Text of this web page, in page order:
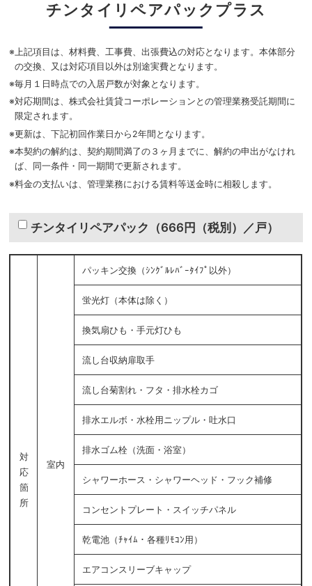
チンタイリペアパックプラス
※ 上記項目は、材料費、工事費、出張費込の対応となります。本体部分
の交換、又は対応項目以外は別途実費となります。
※毎月１日時点での入居戸数が対象となります。
※対応期間は、株式会社賃貸コーポレーションとの管理業務受託期間に
限定されます。
※更新は、下記初回作業日から2年間となります。
※本契約の解約は、契約期間満了の３ヶ月までに、解約の申出がなけれ
ば、同一条件・同一期間で更新されます。
※料金の支払いは、管理業務における賃料等送金時に相殺します。
チンタイリペアパック（666円（税別）／戸）
対
応
箇
所
室内
パッキン交換（ｼﾝｸﾞﾙﾚﾊﾞｰﾀｲﾌﾟ以外）
蛍光灯（本体は除く）
換気扇ひも・手元灯ひも
流し台収納扉取手
流し台菊割れ・フタ・排水栓カゴ
排水エルボ・水栓用ニップル・吐水口
排水ゴム栓（洗面・浴室）
シャワーホース・シャワーヘッド・フック補修
コンセントプレート・スイッチパネル
乾電池（ﾁｬｲﾑ・各種ﾘﾓｺﾝ用）
エアコンスリーブキャップ